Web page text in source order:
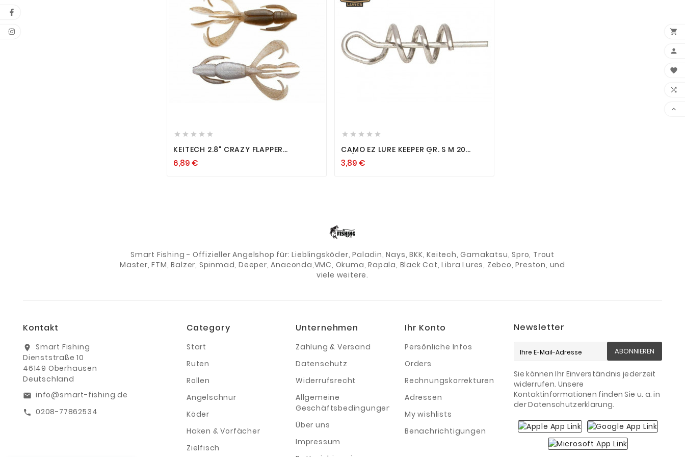
    
KEITECH 2.8" CRAZY FLAPPER
CREATURE BAIT FROSCH BARSCH
ZANDER HECHT
6,89 €
    
CAMO EZ LURE KEEPER GR. S M 20
STÜCK BEFESTIGUNG FÜR
GUMMIKÖDER
3,89 €
Smart Fishing - Offizieller Angelshop für: Lieblingsköder, Paladin, Nays, BKK, Keitech, Gamakatsu, Spro, Trout
Master, FTM, Balzer, Spinmad, Deeper, Anaconda,VMC, Okuma, Rapala, Black Cat, Libra Lures, Zebco, Preston, und
viele weitere.
Kontakt
location_on
Smart Fishing
Dienststraße 10
46149 Oberhausen
Deutschland
email info@smart-fishing.de
call 0208-77862534
Category
Start
Ruten
Rollen
Angelschnur
Köder
Haken & Vorfächer
Zielfisch
Unternehmen
Zahlung & Versand
Datenschutz
Widerrufsrecht
Allgemeine
Geschäftsbedingungen
Über uns
Impressum
Ihr Konto
Persönliche Infos
Orders
Rechnungskorrekturen
Adressen
My wishlists
Benachrichtigungen
Newsletter
ABONNIEREN
Sie können Ihr Einverständnis jederzeit
widerrufen. Unsere
Kontaktinformationen finden Sie u. a. in
der Datenschutzerklärung.




